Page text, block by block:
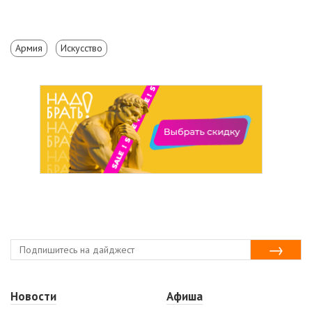
Армия Искусство
Новости
Афиша